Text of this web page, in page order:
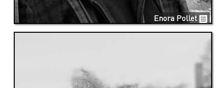
Enora Pollet